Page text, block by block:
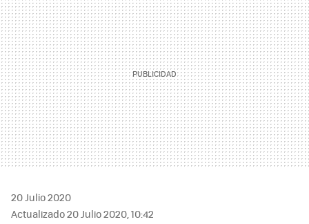
20 Julio 2020
Actualizado 20 Julio 2020, 10:42